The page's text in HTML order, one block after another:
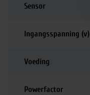
Sensor
Ingangsspanning (v)
Voeding
Powerfactor